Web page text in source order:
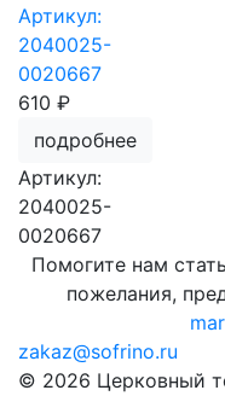
Артикул:
2040025-
0020667
610 ₽
подробнее
Артикул:
2040025-
0020667
Помогите нам
пожелания,
zakaz@sofrino.ru
© 2026 Церковный